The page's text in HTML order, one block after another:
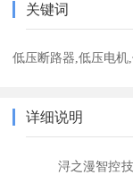
关键词
低压断路器,低压电机
详细说明
浔之漫智控技术 (